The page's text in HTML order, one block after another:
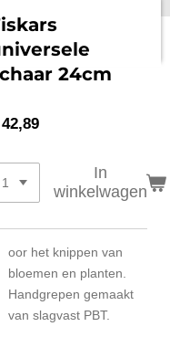
24cm
In
winkelwagen
oor het knippen van
bloemen en planten.
Handgrepen gemaakt
van slagvast PBT.